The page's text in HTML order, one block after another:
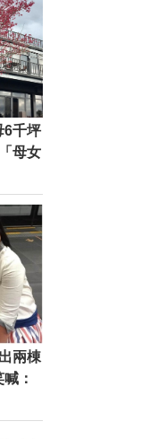
6千坪
母女
兩棟
：